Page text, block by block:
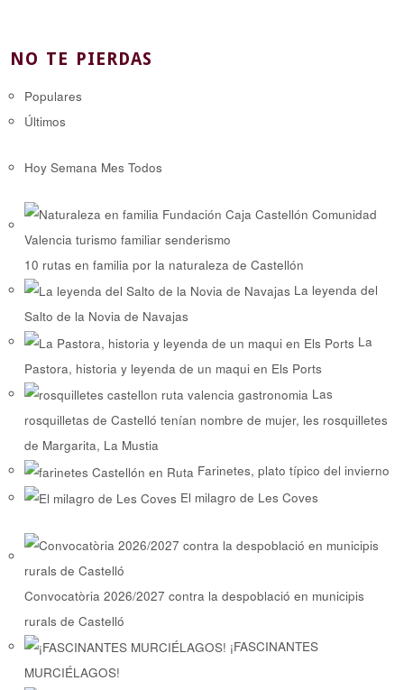
NO TE PIERDAS
Populares
Últimos
Hoy Semana Mes Todos
10 rutas en familia por la naturaleza de Castellón
La leyenda del
Salto de la Novia de Navajas
La
Pastora, historia y leyenda de un maqui en Els Ports
Las
rosquilletas de Castelló tenían nombre de mujer, les rosquilletes
de Margarita, La Mustia
Farinetes, plato típico del invierno
El milagro de Les Coves
Convocatòria 2026/2027 contra la despoblació en municipis
rurals de Castelló
¡FASCINANTES
MURCIÉLAGOS!